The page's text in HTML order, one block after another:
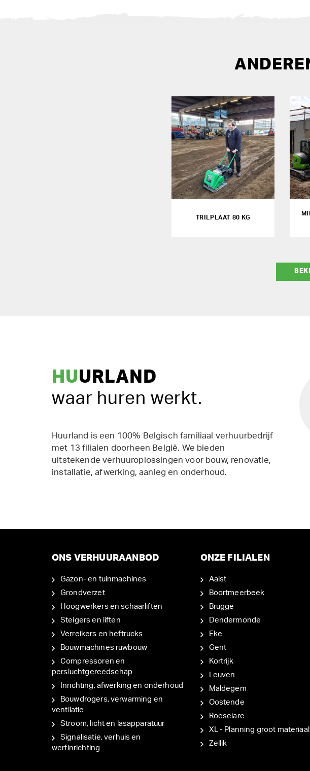
TRILPLAAT 80 KG
HUURLAND
waar huren werkt.
Huurland is een 100% Belgisch familiaal verhuurbedrijf
met 13 filialen doorheen België. We bieden
uitstekende verhuuroplossingen voor bouw, renovatie,
installatie, afwerking, aanleg en onderhoud.
ONS VERHUURAANBOD
Gazon- en tuinmachines
Grondverzet
Hoogwerkers en schaarliften
Steigers en liften
Verreikers en heftrucks
Bouwmachines ruwbouw
Compressoren en
persluchtgereedschap
Inrichting, afwerking en onderhoud
Bouwdrogers, verwarming en
ventilatie
Stroom, licht en lasapparatuur
Signalisatie, verhuis en
werfinrichting
ONZE FILIALEN
Aalst
Boortmeerbeek
Brugge
Dendermonde
Eke
Gent
Kortrijk
Leuven
Maldegem
Oostende
Roeselare
XL - Planning groot materiaal
Zellik